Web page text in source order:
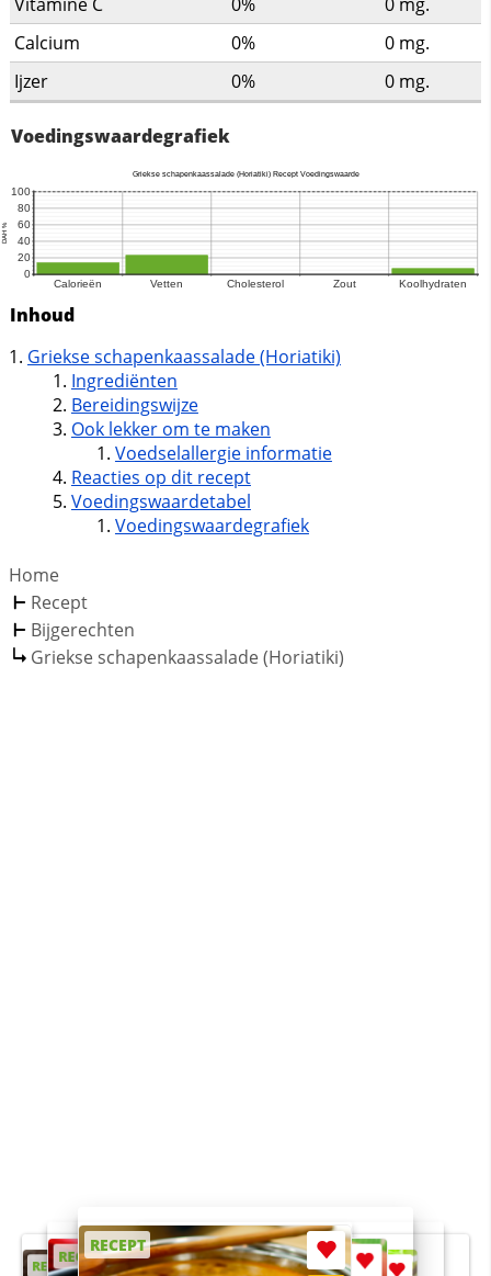
Calcium
0% 0 mg.
Ijzer
0% 0 mg.
Voedingswaardegrafiek
Inhoud
Griekse schapenkaassalade (Horiatiki)
Ingrediënten
Bereidingswijze
Ook lekker om te maken
Voedselallergie informatie
Reacties op dit recept
Voedingswaardetabel
Voedingswaardegrafiek
Home
Recept
Bijgerechten
Griekse schapenkaassalade (Horiatiki)
RECEPT
RECEPT
RECEPT
RECEPT
RECEPT